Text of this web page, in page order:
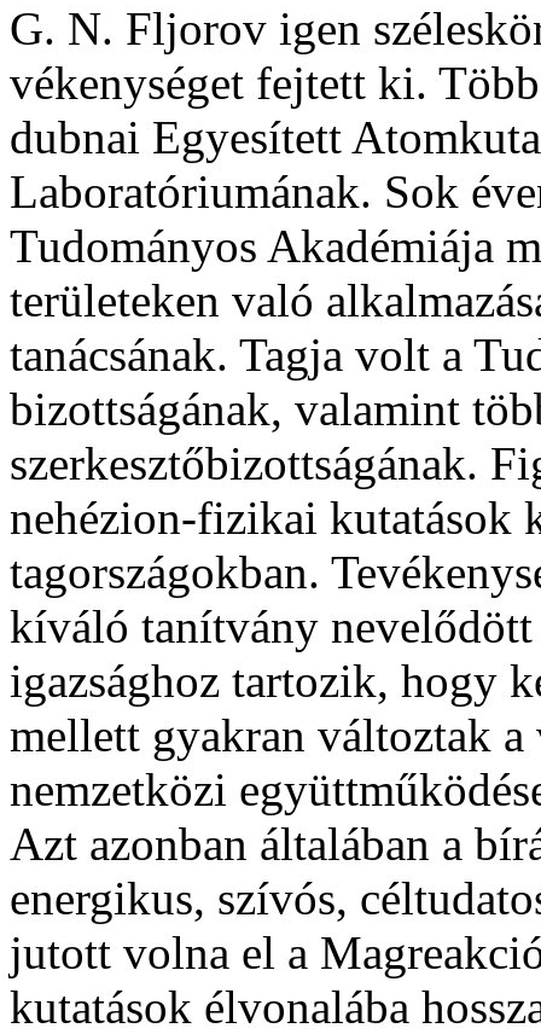
G. N. Fljorov igen
vékenységet fejtett ki.
dubnai Egyesített
Laboratóriumának. Sok
Tudományos Akadémiája
területeken való
tanácsának. Tagja volt a
bizottságának, va­lamint
szerkesztőbizottságának.
nehézion-fizikai ku­tatások
tagországokban.
kíváló tanítvány
igazsághoz tarto­zik, hogy
mellett gyak­ran változtak a
nemzetkö­zi
Azt azonban általában a
energikus, szívós,
jutott volna el a
kutatások élvonalába